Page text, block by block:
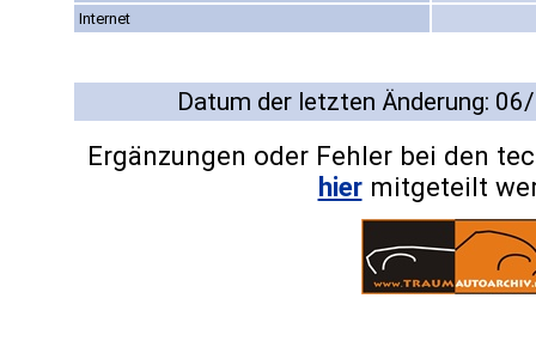
Internet
Datum der letzten Änderung:
Ergänzungen oder Fehler bei den
hiermitgeteilt